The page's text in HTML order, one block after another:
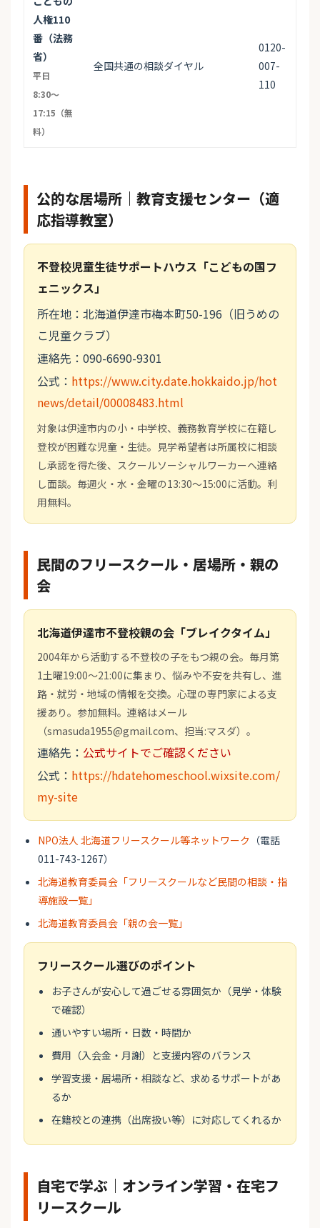
人権110
番（法務
省）
平日
8:30〜
17:15（無
料）
全国共通の相談ダイヤル
0120-
007-
110
公的な居場所｜教育支援センター（適
応指導教室）
不登校児童生徒サポートハウス「こどもの国フ
ェニックス」
所在地：北海道伊達市梅本町50-196（旧うめの
こ児童クラブ）
連絡先：090-6690-9301
公式： https://www.city.date.hokkaido.jp/hot
news/detail/00008483.html
対象は伊達市内の小・中学校、義務教育学校に在籍し
登校が困難な児童・生徒。見学希望者は所属校に相談
し承認を得た後、スクールソーシャルワーカーへ連絡
し面談。毎週火・水・金曜の13:30～15:00に活動。利
用無料。
民間のフリースクール・居場所・親の
会
北海道伊達市不登校親の会「ブレイクタイム」
2004年から活動する不登校の子をもつ親の会。毎月第
1土曜19:00～21:00に集まり、悩みや不安を共有し、進
路・就労・地域の情報を交換。心理の専門家による支
援あり。参加無料。連絡はメール
（smasuda1955@gmail.com、担当:マスダ）。
連絡先： 公式サイトでご確認ください
公式： https://hdatehomeschool.wixsite.com/
my-site
NPO法人 北海道フリースクール等ネットワーク （電話
011-743-1267）
北海道教育委員会「フリースクールなど民間の相談・指
導施設一覧」
北海道教育委員会「親の会一覧」
フリースクール選びのポイント
お子さんが安心して過ごせる雰囲気か（見学・体験
で確認）
通いやすい場所・日数・時間か
費用（入会金・月謝）と支援内容のバランス
学習支援・居場所・相談など、求めるサポートがあ
るか
在籍校との連携（出席扱い等）に対応してくれるか
自宅で学ぶ｜オンライン学習・在宅フ
リースクール